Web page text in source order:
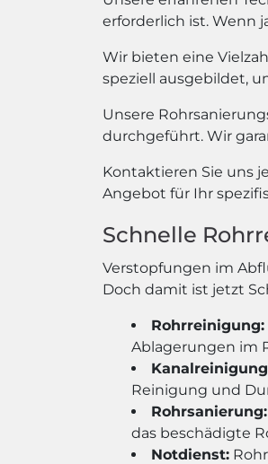
erforderlich ist. Wenn
Wir bieten eine
speziell ausgebildet,
Unsere
durchgeführt. Wir
Kontaktieren Sie uns
Angebot für Ihr
Schnelle
Verstopfungen im
Doch damit ist jetzt
Rohrreinigung:
Ablagerungen im
Reinigung und
Rohrsanierung:
das beschädigte
Notdienst: